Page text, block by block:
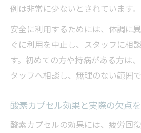
例は非常に少ないとされています。
安全に利用するためには、体調に
ぐに利用を中止し、スタッフに相
す。初めての方や持病がある方は
タッフへ相談し、無理のない範囲
酸素カプセル効果と実際の欠点
酸素カプセルの効果には、疲労回